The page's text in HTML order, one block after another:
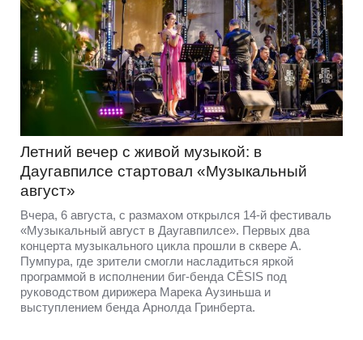
Летний вечер с живой музыкой: в
Даугавпилсе стартовал «Музыкальный
август»
Вчера, 6 августа, с размахом открылся 14-й фестиваль
«Музыкальный август в Даугавпилсе». Первых два
концерта музыкального цикла прошли в сквере А.
Пумпура, где зрители смогли насладиться яркой
программой в исполнении биг-бенда CĒSIS под
руководством дирижера Марека Аузиньша и
выступлением бенда Арнолда Гринберта.